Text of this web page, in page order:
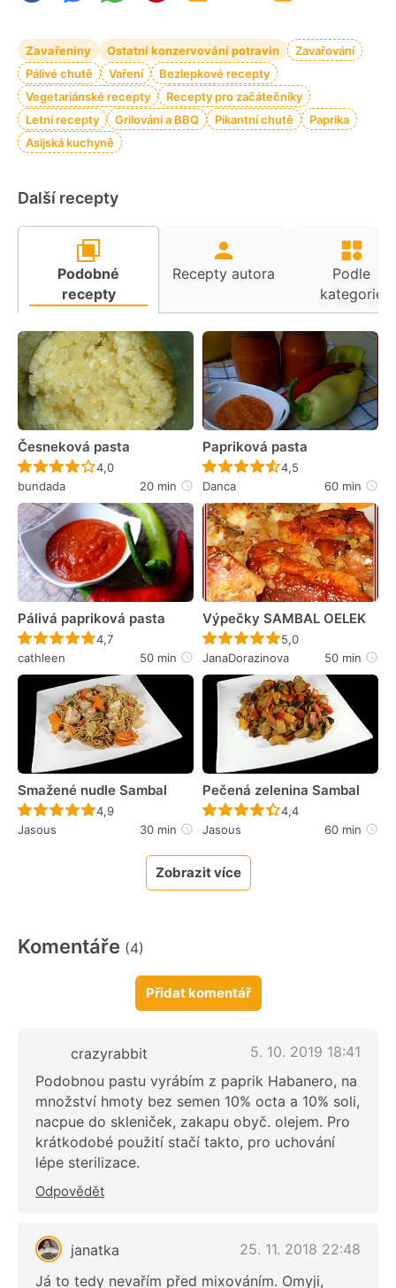
Zavařeniny Ostatní konzervování potravin
Zavařování
Pálivé chutě
Vaření
Bezlepkové recepty
Vegetariánské recepty
Recepty pro začátečníky
Letní recepty
Grilování a BBQ Pikantní chutě
Paprika
Asijská kuchyně
Další recepty
Podobné
recepty
Recepty autora
Podle
kategorie
Česneková pasta
Recept ještě nebyl hodnocen
4,0
bundada
20 min
Papriková pasta
Recept ještě nebyl
4,5
Danca
60 min
Pálivá papriková pasta
Recept ještě nebyl hodnocen
4,7
cathleen
50 min
Výpečky SAMBAL OELEK
Recept ještě nebyl
5,0
JanaDorazinova
50 min
Smažené nudle Sambal
Recept ještě nebyl hodnocen
4,9
Jasous
30 min
Pečená zelenina Sambal
Recept ještě nebyl
4,4
Jasous
60 min
Zobrazit více
Komentáře (4)
Přidat komentář
crazyrabbit
5. 10. 2019 18:41
Podobnou pastu vyrábím z paprik Habanero, na
množství hmoty bez semen 10% octa a 10% soli,
nacpue do skleniček, zakapu obyč. olejem. Pro
krátkodobé použití stačí takto, pro uchování
lépe sterilizace.
Odpovědět
janatka
25. 11. 2018 22:48
Já to tedy nevařím před mixováním. Omyji,